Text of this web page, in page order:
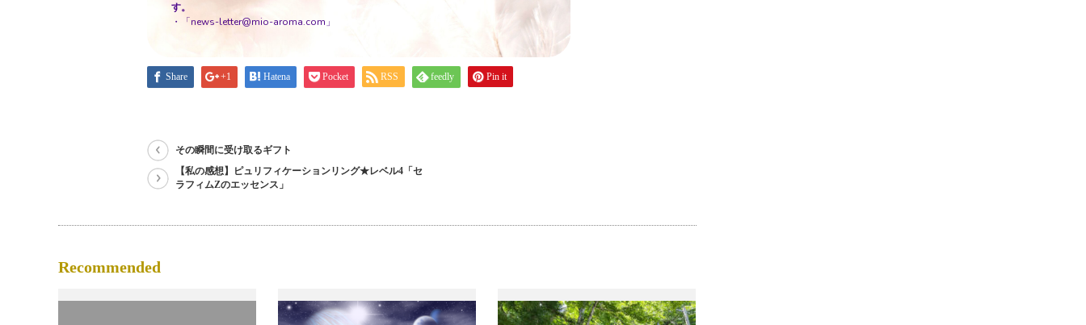
す。
・「news-letter@mio-aroma.com」
Share +1 Hatena Pocket RSS feedly Pin it
その瞬間に受け取るギフト
【私の感想】ピュリフィケーションリング★レベル4「セ
ラフィムZのエッセンス」
Recommended